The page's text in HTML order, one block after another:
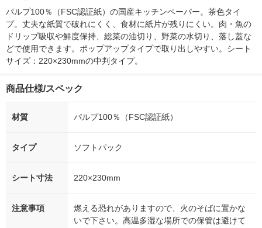
シア 限定
パルプ100％（FSC認証紙）の国産キッチンペーパー。茶色タイ
プ。丈夫な紙質で破れにくく、食材に紙片が残りにくい。肉・魚の
ドリップ吸収や鮮度保持、総菜の油切り、野菜の水切り、落し蓋な
どで使用できます。ポップアップタイプで取り出しやすい。シート
サイズ：220×230mmの中判タイプ。
商品仕様/スペック
材質 パルプ100％（FSC認証紙）
タイプ ソフトパック
シート寸法 220×230mm
注意事項
燃える恐れがありますので、火のそばに置かな
いで下さい。高温多湿な場所での保管は避けて